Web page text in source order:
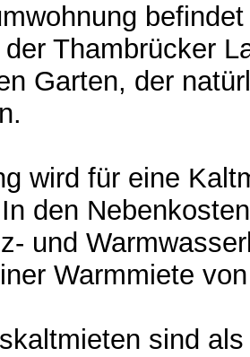
Thambrücker
Garten, der
wird für eine
den
und
Warmmiete
sind